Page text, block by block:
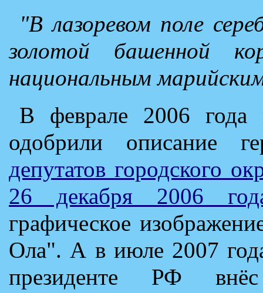
"В лазоревом поле
золотой башенной
национальным
В феврале 2006 года
одобрили описание
депутатов городского
26 декабря 2006
графическое
Ола". А в июле 2007
президенте РФ